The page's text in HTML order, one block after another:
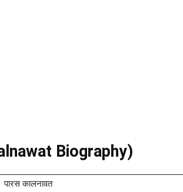
Biography)
पारस कालनावत